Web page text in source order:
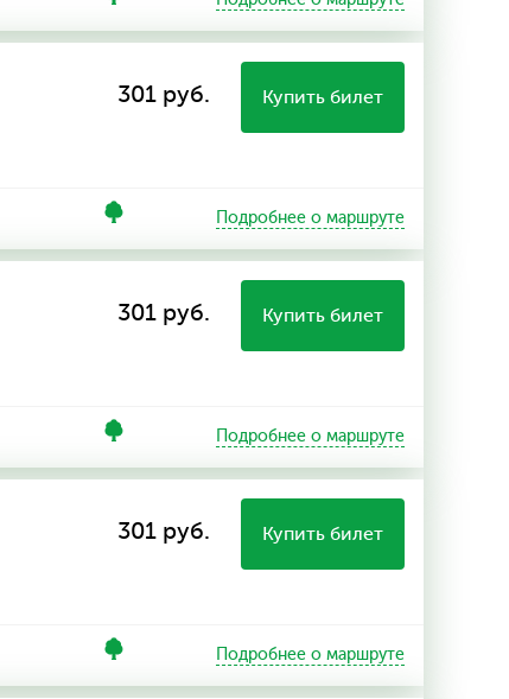
301 руб. Купить билет
Подробнее о маршруте
301 руб. Купить билет
Подробнее о маршруте
301 руб. Купить билет
Подробнее о маршруте